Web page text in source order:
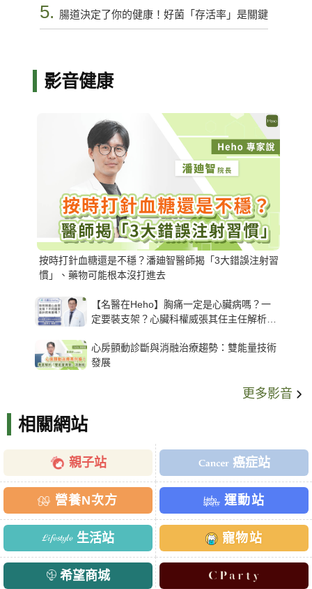
5. 腸道決定了你的健康！好菌「存活率」是關鍵
影音健康
按時打針血糖還是不穩？潘廸智醫師揭「3大錯誤注射習
慣」、藥物可能根本沒打進去
【名醫在Heho】胸痛一定是心臟病嗎？一
定要裝支架？心臟科權威張其任主任解析支
心房顫動診斷與消融治療趨勢：雙能量技術
發展
更多影音
相關網站
親子站 癌症站
營養N次方 運動站
生活站 寵物站
希望商城